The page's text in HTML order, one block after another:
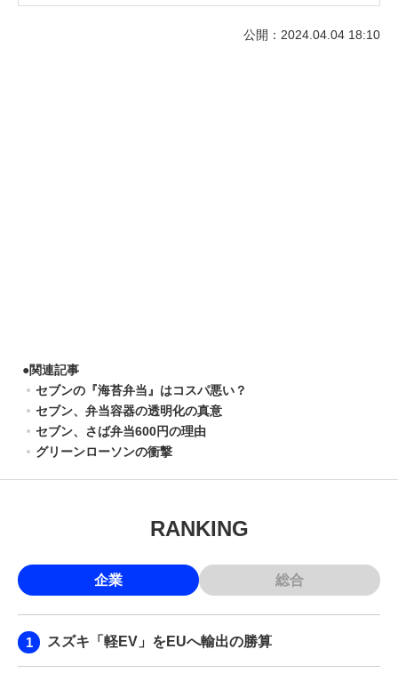
公開：2024.04.04 18:10
●関連記事
セブンの『海苔弁当』はコスパ悪い？
セブン、弁当容器の透明化の真意
セブン、さば弁当600円の理由
グリーンローソンの衝撃
RANKING
企業 総合
スズキ「軽EV」をEUへ輸出の勝算